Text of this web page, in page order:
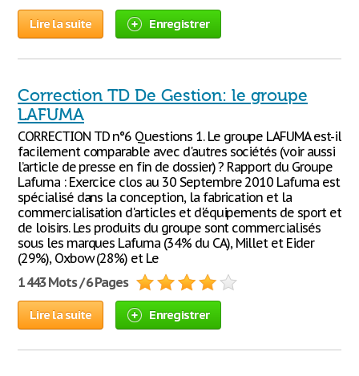
Lire la suite Enregistrer
Correction TD De Gestion: le groupe
LAFUMA
CORRECTION TD n°6 Questions 1. Le groupe LAFUMA est-il
facilement comparable avec d'autres sociétés (voir aussi
l’article de presse en fin de dossier) ? Rapport du Groupe
Lafuma : Exercice clos au 30 Septembre 2010 Lafuma est
spécialisé dans la conception, la fabrication et la
commercialisation d'articles et d'équipements de sport et
de loisirs. Les produits du groupe sont commercialisés
sous les marques Lafuma (34% du CA), Millet et Eider
(29%), Oxbow (28%) et Le
1 443 Mots / 6 Pages
Lire la suite Enregistrer